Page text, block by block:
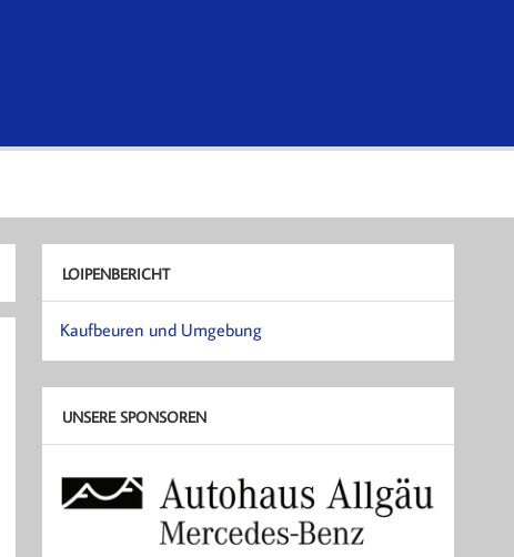
LOIPENBERICHT
Kaufbeuren und Umgebung
UNSERE SPONSOREN